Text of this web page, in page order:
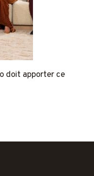
doit apporter ce